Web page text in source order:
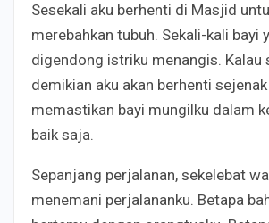
Sesekali aku berhenti di Masjid
merebahkan tubuh. Sekali-kali bayi
digendong istriku menangis. Kalau
demikian aku akan berhenti
memastikan bayi mungilku dalam
baik saja.
Sepanjang perjalanan, sekelebat
menemani perjalananku. Betapa